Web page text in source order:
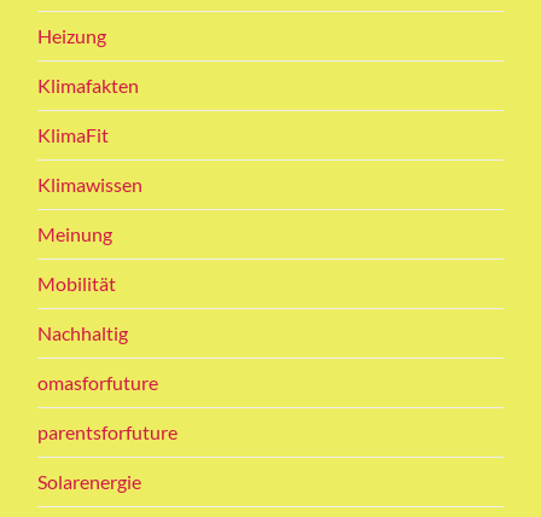
Heizung
Klimafakten
KlimaFit
Klimawissen
Meinung
Mobilität
Nachhaltig
omasforfuture
parentsforfuture
Solarenergie